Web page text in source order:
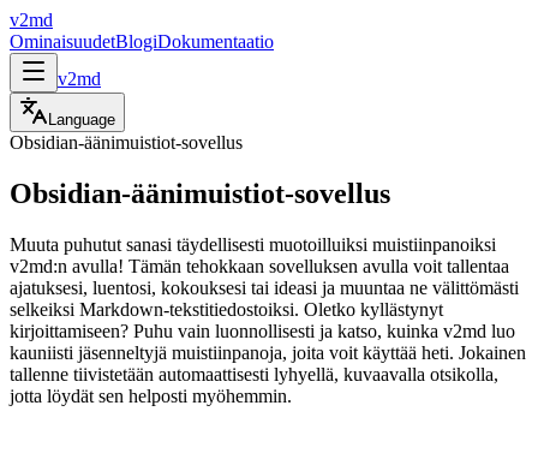
v2md
OminaisuudetBlogiDokumentaatio
v2md
Language
Obsidian-äänimuistiot-sovellus
Obsidian-äänimuistiot-sovellus
Muuta puhutut sanasi täydellisesti muotoilluiksi muistiinpanoiksi
v2md:n avulla! Tämän tehokkaan sovelluksen avulla voit tallentaa
ajatuksesi, luentosi, kokouksesi tai ideasi ja muuntaa ne välittömästi
selkeiksi Markdown-tekstitiedostoiksi. Oletko kyllästynyt
kirjoittamiseen? Puhu vain luonnollisesti ja katso, kuinka v2md luo
kauniisti jäsenneltyjä muistiinpanoja, joita voit käyttää heti. Jokainen
tallenne tiivistetään automaattisesti lyhyellä, kuvaavalla otsikolla,
jotta löydät sen helposti myöhemmin.